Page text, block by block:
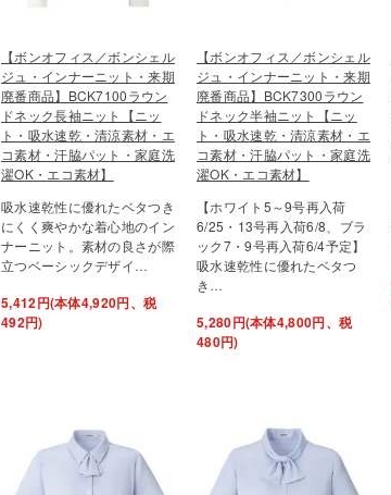
【ボンオフィス／ボンシェル
ジュ・インナーニット・来期
廃番商品】BCK7100ラウン
ドネック長袖ニット【ニッ
ト・吸水速乾・清涼素材・エ
コ素材・汗脇パット・家庭洗
濯OK・エコ素材】
吸水速乾性に優れたベタつき
にくく爽やかな着心地のイン
ナーニット。素材の良さが際
立つベーシックデザイ…
5,412円(本体4,920円、税
492円)
【ボンオフィス／ボンシェル
ジュ・インナーニット・来期
廃番商品】BCK7300ラウン
ドネック半袖ニット【ニッ
ト・吸水速乾・清涼素材・エ
コ素材・汗脇パット・家庭洗
濯OK・エコ素材】
【ホワイト5～9号再入荷
6/25・13号再入荷6/8、ブラ
ック7・9号再入荷6/4予定】
吸水速乾性に優れたベタつ
き…
5,280円(本体4,800円、税
480円)